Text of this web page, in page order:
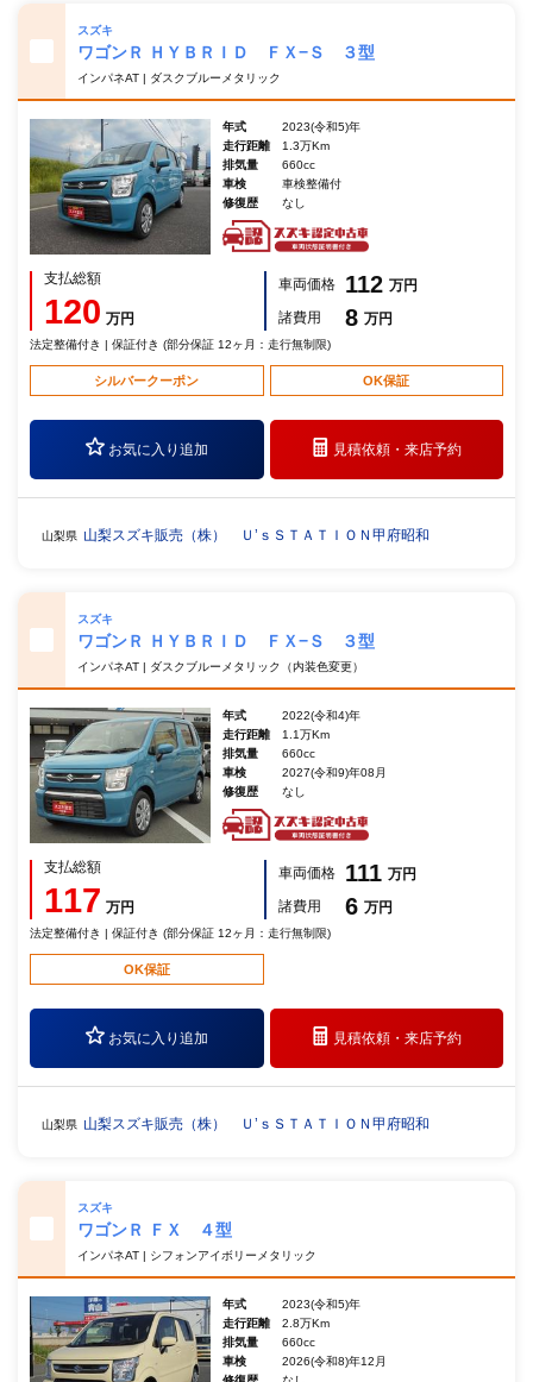
スズキ
ワゴンＲ ＨＹＢＲＩＤ ＦＸ−Ｓ ３型
インパネAT | ダスクブルーメタリック
年式
2023(令和5)年
走行距離
1.3万Km
排気量
660cc
車検
車検整備付
修復歴
なし
支払総額
120 万円
車両価格 112 万円
諸費用
8 万円
法定整備付き | 保証付き (部分保証 12ヶ月：走行無制限)
シルバークーポン OK保証
お気に入り追加 見積依頼・来店予約
山梨県 山梨スズキ販売（株） Ｕ’ｓＳＴＡＴＩＯＮ甲府昭和
スズキ
ワゴンＲ ＨＹＢＲＩＤ ＦＸ−Ｓ ３型
インパネAT | ダスクブルーメタリック（内装色変更）
年式
2022(令和4)年
走行距離
1.1万Km
排気量
660cc
車検
2027(令和9)年08月
修復歴
なし
支払総額
117 万円
車両価格 111 万円
諸費用
6 万円
法定整備付き | 保証付き (部分保証 12ヶ月：走行無制限)
OK保証
お気に入り追加 見積依頼・来店予約
山梨県 山梨スズキ販売（株） Ｕ’ｓＳＴＡＴＩＯＮ甲府昭和
スズキ
ワゴンＲ ＦＸ ４型
インパネAT | シフォンアイボリーメタリック
年式
2023(令和5)年
走行距離
2.8万Km
排気量
660cc
車検
2026(令和8)年12月